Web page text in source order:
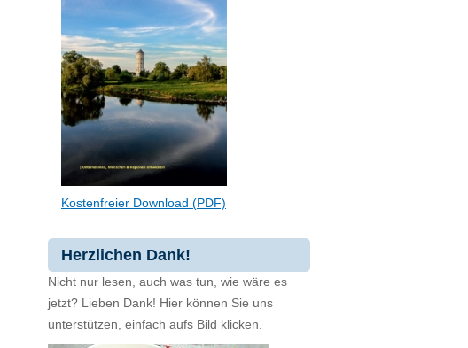
Kostenfreier Download (PDF)
Herzlichen Dank!
Nicht nur lesen, auch was tun, wie wäre es
jetzt? Lieben Dank! Hier können Sie uns
unterstützen, einfach aufs Bild klicken.